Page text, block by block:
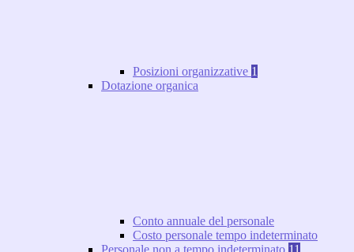
Posizioni organizzative 1
Dotazione organica
Conto annuale del personale
Costo personale tempo indeterminato